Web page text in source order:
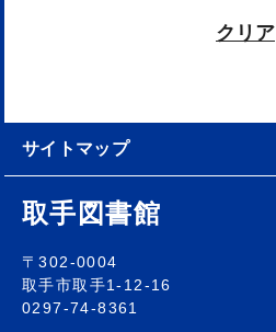
クリア
サイトマップ
取手図書館
〒302-0004
取手市取手1-12-16
0297-74-8361